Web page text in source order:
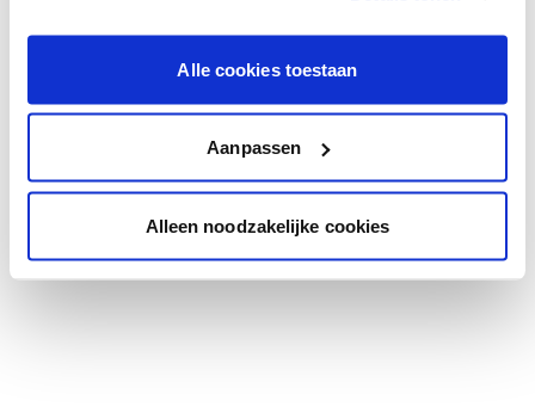
Alle cookies toestaan
Aanpassen
Alleen noodzakelijke cookies
Conseil couleur à domicile
en couleur.
l'éclairage et de votre mobilier.
Obtenez un contrôle technologique de vos